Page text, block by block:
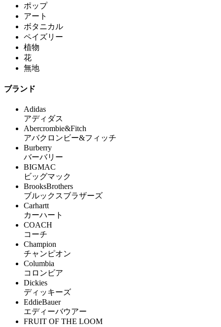
ポップ
アート
ボタニカル
ペイズリー
植物
花
無地
ブランド
Adidas
アディダス
Abercrombie&Fitch
アバクロンビー&フィッチ
Burberry
バーバリー
BIGMAC
ビッグマック
BrooksBrothers
ブルックスブラザーズ
Carhartt
カーハート
COACH
コーチ
Champion
チャンピオン
Columbia
コロンビア
Dickies
ディッキーズ
EddieBauer
エディーバウアー
FRUIT OF THE LOOM